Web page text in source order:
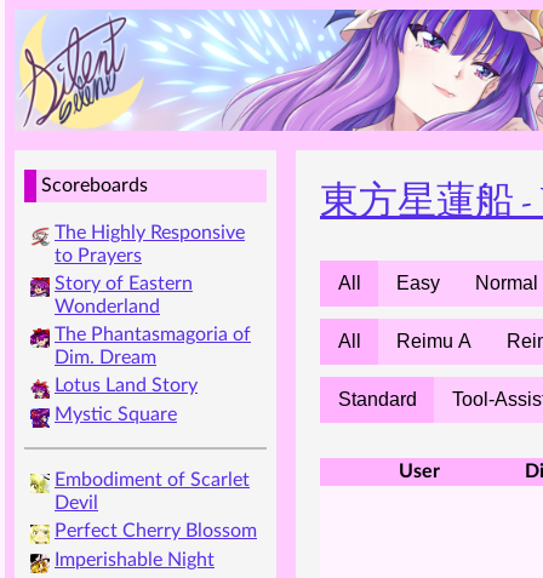
Scoreboards
The Highly Responsive
to Prayers
Story of Eastern
Wonderland
The Phantasmagoria of
Dim. Dream
Lotus Land Story
Mystic Square
Embodiment of Scarlet
Devil
Perfect Cherry Blossom
Imperishable Night
東方星蓮船 -
All Easy Normal
All Reimu A
Standard Tool-
User